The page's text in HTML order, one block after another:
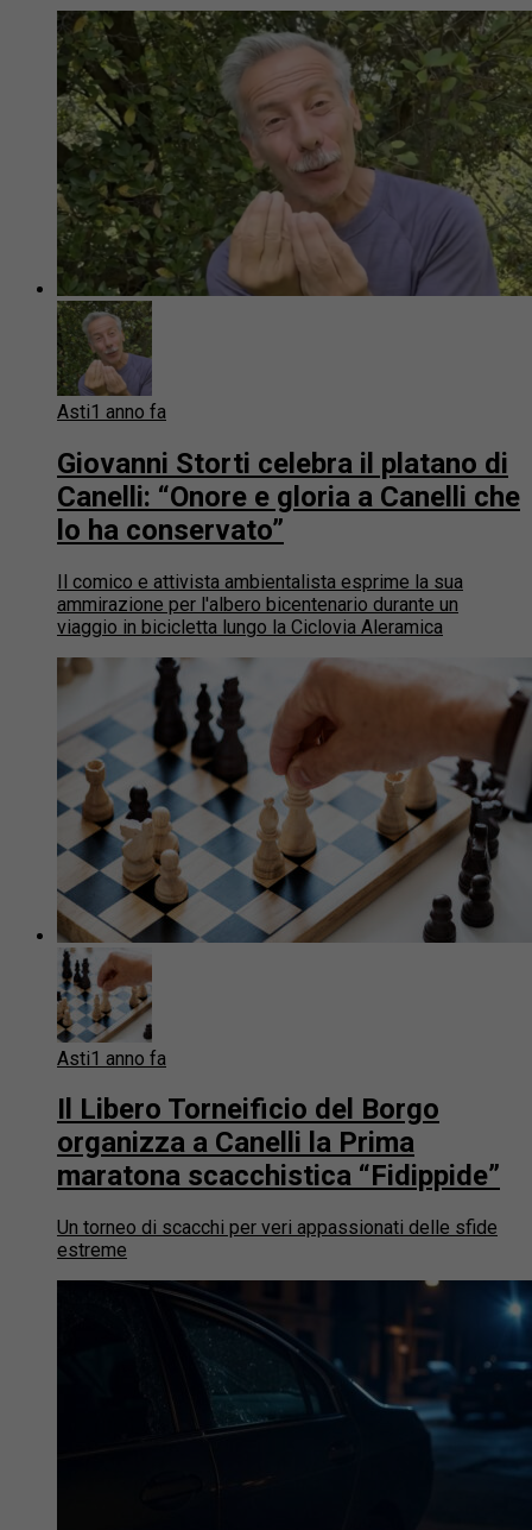
Asti1 anno fa
Giovanni Storti celebra il platano di
Canelli: “Onore e gloria a Canelli che
lo ha conservato”
Il comico e attivista ambientalista esprime la sua
ammirazione per l'albero bicentenario durante un
viaggio in bicicletta lungo la Ciclovia Aleramica
Asti1 anno fa
Il Libero Torneificio del Borgo
organizza a Canelli la Prima
maratona scacchistica “Fidippide”
Un torneo di scacchi per veri appassionati delle sfide
estreme